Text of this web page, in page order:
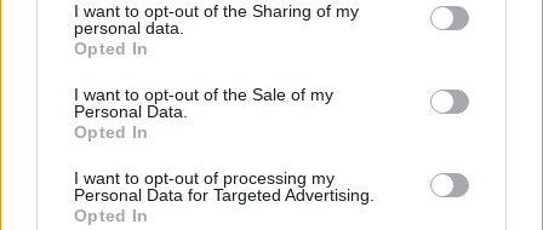
I want to opt-out of the Sharing of my
personal data.
Opted In
I want to opt-out of the Sale of my
Personal Data.
Opted In
I want to opt-out of processing my
Personal Data for Targeted Advertising.
Opted In
Tacskóra keresnek rá a legtöbben, a legdrágább kutya